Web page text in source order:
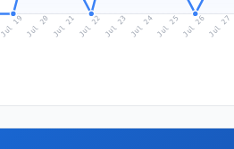
Jul 19 Jul 20 Jul 21 Jul 22 Jul 23 Jul 24Jul 25 Jul 26Jul 27